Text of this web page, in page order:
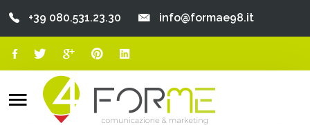
Chi Siamo
+39 080.531.23.30 info@formae98.it
Search